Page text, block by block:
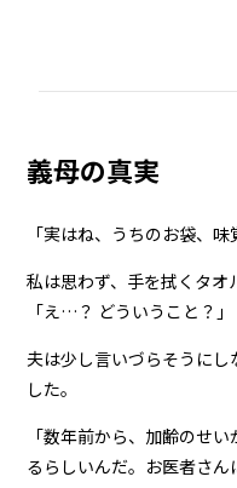
義母の真実
「実はね、うちのお袋、
私は思わず、手を拭くタオ
「え…？ どういうこと？」
夫は少し言いづらそうに
した。
「数年前から、加齢のせ
るらしいんだ。お医者さん